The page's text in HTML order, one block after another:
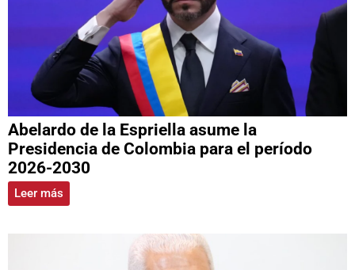
Abelardo de la Espriella asume la
Presidencia de Colombia para el período
2026-2030
Leer más